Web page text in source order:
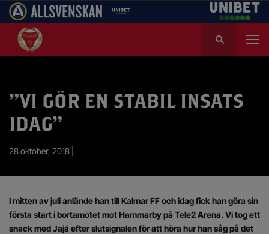
k
t
”VI GÖR EN STABIL INSATS
IDAG”
28 oktober, 2018 |
I mitten av juli anlände han till Kalmar FF och idag fick han göra sin
första start i bortamötet mot Hammarby på Tele2 Arena. Vi tog ett
snack med Jajá efter slutsignalen för att höra hur han såg på det